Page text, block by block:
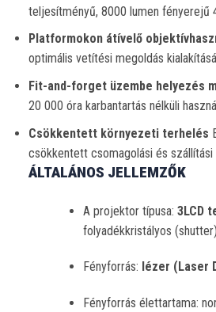
teljesítményű, 8000 lumen fényerejű
Platformokon átívelő
optimális vetítési megoldás
Fit-and-forget üzembe helyezés
20 000 óra karbantartás nélküli
Csökkentett környezeti terhelés
csökkentett csomagolási és
ÁLTALÁNOS JELLEMZŐK
A projektor típusa: 3LCD
folyadékkristályos
Fényforrás: lézer (Laser
Fényforrás élettartama: